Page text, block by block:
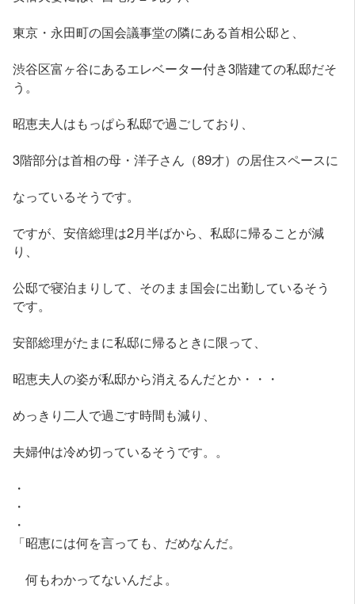
東京・永田町の国会議事堂の隣にある首相公邸と、
渋谷区富ヶ谷にあるエレベーター付き3階建ての私邸だそ
う。
昭恵夫人はもっぱら私邸で過ごしており、
3階部分は首相の母・洋子さん（89才）の居住スペースに
なっているそうです。
ですが、安倍総理は2月半ばから、私邸に帰ることが減
り、
公邸で寝泊まりして、そのまま国会に出勤しているそう
です。
安部総理がたまに私邸に帰るときに限って、
昭恵夫人の姿が私邸から消えるんだとか・・・
めっきり二人で過ごす時間も減り、
夫婦仲は冷め切っているそうです。。
・
・
・
「昭恵には何を言っても、だめなんだ。
何もわかってないんだよ。